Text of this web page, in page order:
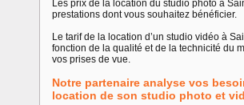
Les prix de la location du studio photo à
prestations dont vous souhaitez bénéficier.
Le tarif de la location d’un studio vidéo à
fonction de la qualité et de la technicité du
vos prises de vue.
Notre partenaire analyse vos
location de son studio photo et